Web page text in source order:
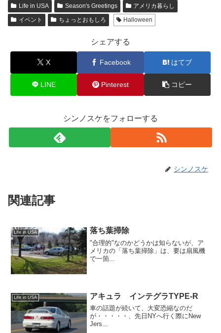
Life in USA Season's Greetings
アメリカ暮らし
イベント
ちょっとおもしろ Halloween
シェアする
X Facebook はてブ
LINE Pinterest コピー
シンノスケをフォローする
シンノスケ
関連記事
Life in USA 落ち葉掃除
"合理的"なのかどうかは知らないが、ア
メリカの「落ち葉掃除」は、要は扇風機
で一箇...
Life in USA アキュラ インテグラTYPE-R
車の話題が続いて、大変恐縮なのだ
が・・・・・、先日NYへ行く際にNew
Jers...